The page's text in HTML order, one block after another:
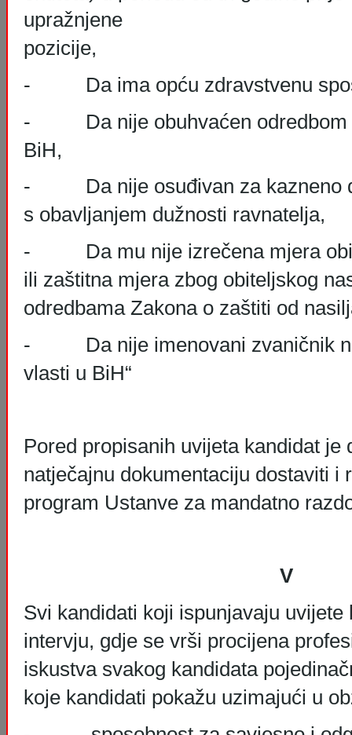
upražnjene
pozicije,
- Da ima opću zdravstvenu
- Da nije obuhvaćen odredbom
BiH,
- Da nije osuđivan za kazneno
s obavljanjem dužnosti ravnatelja,
- Da mu nije izrečena mjera
ili zaštitna mjera zbog obiteljskog
odredbama Zakona o zaštiti od
- Da nije imenovani zvaničnik
vlasti u BiH“
Pored propisanih uvijeta kandidat je
natječajnu dokumentaciju dostaviti i
program Ustanve za mandatno
V
Svi kandidati koji ispunjavaju uvijete
intervju, gdje se vrši procijena
iskustva svakog kandidata
koje kandidati pokažu uzimajući u